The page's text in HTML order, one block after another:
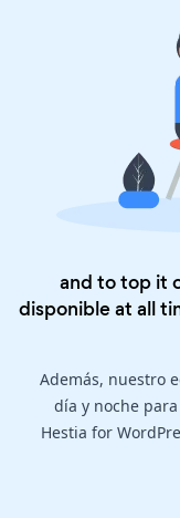
and to top it
disponible at all
Además, nuestro
día y noche
Hestia for